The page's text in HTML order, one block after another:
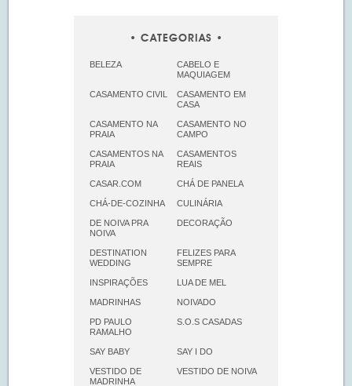
CATEGORIAS
BELEZA
CABELO E
MAQUIAGEM
CASAMENTO CIVIL
CASAMENTO EM
CASA
CASAMENTO NA
PRAIA
CASAMENTO NO
CAMPO
CASAMENTOS NA
PRAIA
CASAMENTOS
REAIS
CASAR.COM CHÁ DE PANELA
CHÁ-DE-COZINHA CULINÁRIA
DE NOIVA PRA
NOIVA
DECORAÇÃO
DESTINATION
WEDDING
FELIZES PARA
SEMPRE
INSPIRAÇÕES LUA DE MEL
MADRINHAS NOIVADO
PD PAULO
RAMALHO
S.O.S CASADAS
SAY BABY SAY I DO
VESTIDO DE
MADRINHA
VESTIDO DE NOIVA